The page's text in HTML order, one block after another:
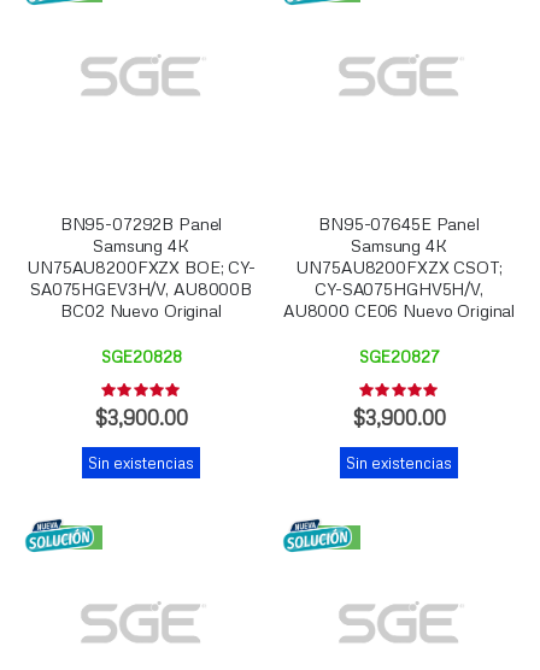
BN95-07292B Panel
Samsung 4K
UN75AU8200FXZX BOE; CY-
SA075HGEV3H/V, AU8000B
BC02 Nuevo Original
SGE20828
Rating:
0%
$3,900.00
Sin existencias
BN95-07645E Panel
Samsung 4K
UN75AU8200FXZX CSOT;
CY-SA075HGHV5H/V,
AU8000 CE06 Nuevo Original
SGE20827
Rating:
0%
$3,900.00
Sin existencias
NUEVO NUEVO